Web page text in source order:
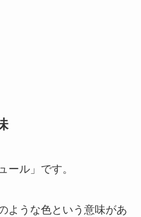
ール」です。
ような色という意味があ